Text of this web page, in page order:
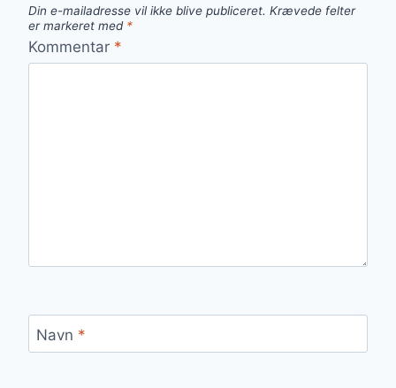
Din e-mailadresse vil ikke blive publiceret. Krævede felter
er markeret med *
Kommentar *
Navn *